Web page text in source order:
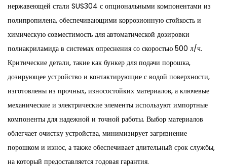
нержавеющей стали SUS304 с опциональными компонентами из
полипропилена, обеспечивающими коррозионную стойкость и
химическую совместимость для автоматической дозировки
полиакриламида в системах опреснения со скоростью 500 л/ч.
Критические детали, такие как бункер для подачи порошка,
дозирующее устройство и контактирующие с водой поверхности,
изготовлены из прочных, износостойких материалов, а ключевые
механические и электрические элементы используют импортные
компоненты для надежной и точной работы. Выбор материалов
облегчает очистку устройства, минимизирует загрязнение
порошком и износ, а также обеспечивает длительный срок службы,
на который предоставляется годовая гарантия.